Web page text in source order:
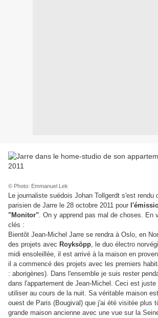
© Photo: Emmanuel Lek
Le journaliste suédois Johan Tollgerdt s'est rendu
parisien de Jarre le 28 octobre 2011 pour
"Monitor". On y apprend pas mal de choses. En
clés :
Bientôt Jean-Michel Jarre se rendra à Oslo, en
des projets avec Royksöpp, le duo électro
midi ensoleillée, il est arrivé à la maison en
il a commencé des projets avec les premiers
: aborigènes). Dans l'ensemble je suis rester
dans l'appartement de Jean-Michel. Ceci est juste
utiliser au cours de la nuit. Sa véritable maison
ouest de Paris (Bougival) que j'ai été visitée plus
grande maison ancienne avec une vue sur la